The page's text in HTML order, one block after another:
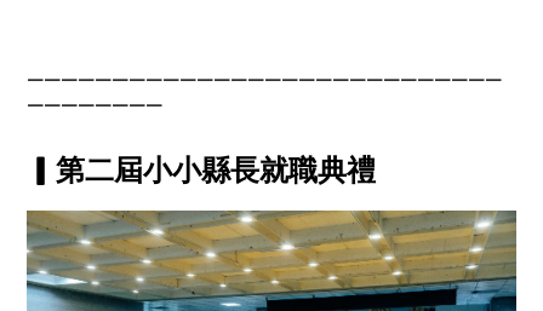
￣￣￣￣￣￣￣￣￣￣￣￣￣￣￣￣￣￣￣￣￣￣￣￣￣￣￣￣
￣￣￣￣￣￣￣￣
▎第二屆小小縣長就職典禮